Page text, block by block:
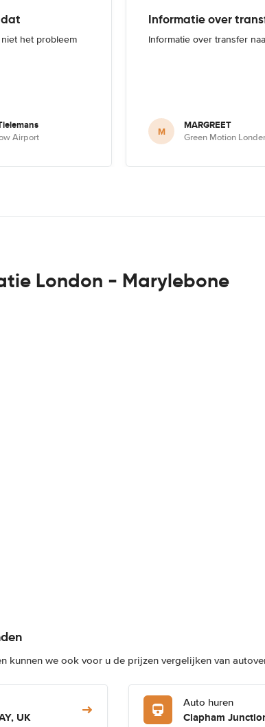
het probleem
Airport
Informatie over transfer
M MARGREET
Green Motion
London - Marylebone
kunnen we ook voor u de prijzen vergelijken van
UK
Auto huren
Clapham